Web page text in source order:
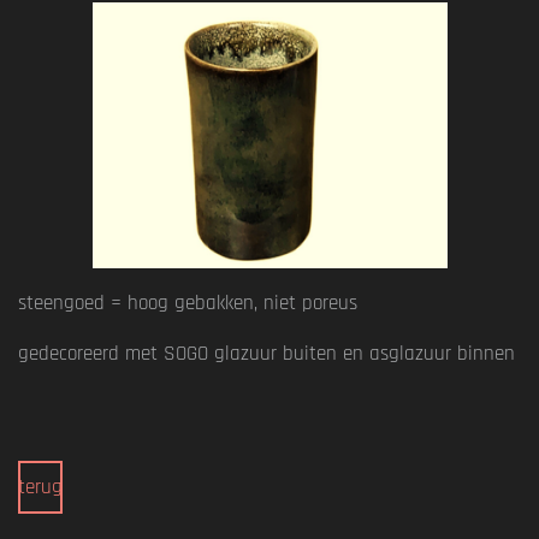
steengoed = hoog gebakken, niet poreus
gedecoreerd met SOGO glazuur buiten en asglazuur binnen
terug